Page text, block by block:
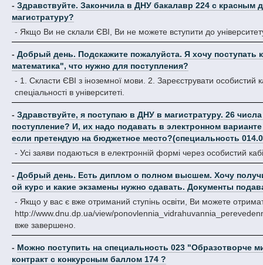
- Здравствуйте. Закончила в ДНУ бакалавр 224 с
магистратуру?
- Якщо Ви не склали ЄВІ, Ви не можете вступити до
- Добрый день. Подскажите пожалуйста. Я хочу поступать
математика", что нужно для поступления?
- 1. Скласти ЄВІ з іноземної мови. 2. Зареєструвати особистий
спеціальності в університеті.
- Здравствуйте, я поступаю в ДНУ в магистратуру. 26
поступление? И, их надо подавать в электронном
если претендую на бюджетное место?(специальность
- Усі заяви подаються в електронній формі через особистий
- Добрый день. Есть диплом о полном высшем. Хочу
ой курс и какие экзамены нужно сдавать. Документы
- Якщо у вас є вже отриманий ступінь освіти, Ви можете
http://www.dnu.dp.ua/view/
вже завершено.
- Можно поступить на специальность 023 "Образотворче
контракт с конкурсным баллом 174 ?